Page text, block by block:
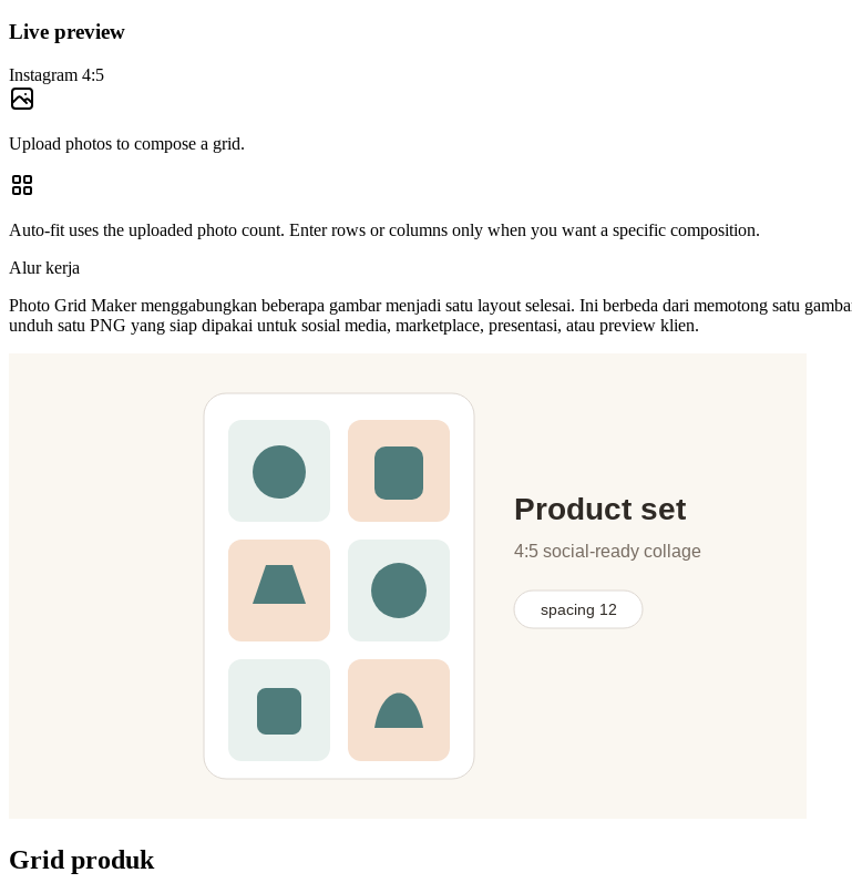
Live preview
Instagram 4:5
Upload photos to compose a grid.
Auto-fit uses the uploaded photo count. Enter rows or columns only when you want a specific composition.
Alur kerja
Photo Grid Maker menggabungkan beberapa gambar menjadi satu layout selesai. Ini berbeda dari memotong satu
unduh satu PNG yang siap dipakai untuk sosial media, marketplace, presentasi, atau preview klien.
Grid produk